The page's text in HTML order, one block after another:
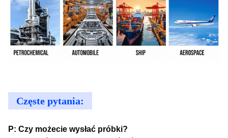
Częste pytania:
P: Czy możecie wysłać próbki?